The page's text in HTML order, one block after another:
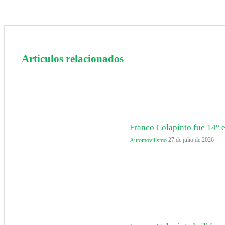
Artículos relacionados
Franco Colapinto fue 14°
Automovilismo 27 de julio de 2026